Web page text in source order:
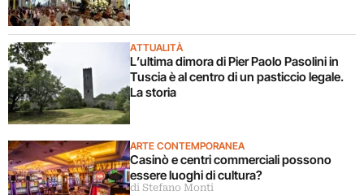
ATTUALITÀ
L’ultima dimora di Pier Paolo Pasolini in
Tuscia è al centro di un pasticcio legale.
La storia
ARTE CONTEMPORANEA
Casinò e centri commerciali possono
essere luoghi di cultura?
di Stefano Monti